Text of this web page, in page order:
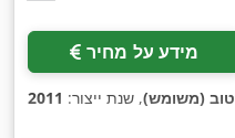
מידע על מחיר
טוב (משומש), שנת ייצור: 2011